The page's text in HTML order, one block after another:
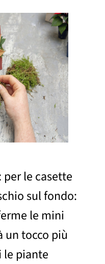
per le casette
sul fondo:
le mini
un tocco più
le piante